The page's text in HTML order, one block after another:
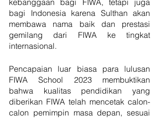
kebanggaan bagi FIWA, tetapi juga
bagi Indonesia karena Sulthan akan
membawa nama baik dan prestasi
gemilang dari FIWA ke tingkat
internasional.
Pencapaian luar biasa para lulusan
FIWA School 2023 membuktikan
bahwa kualitas pendidikan yang
diberikan FIWA telah mencetak calon-
calon pemimpin masa depan, sesuai